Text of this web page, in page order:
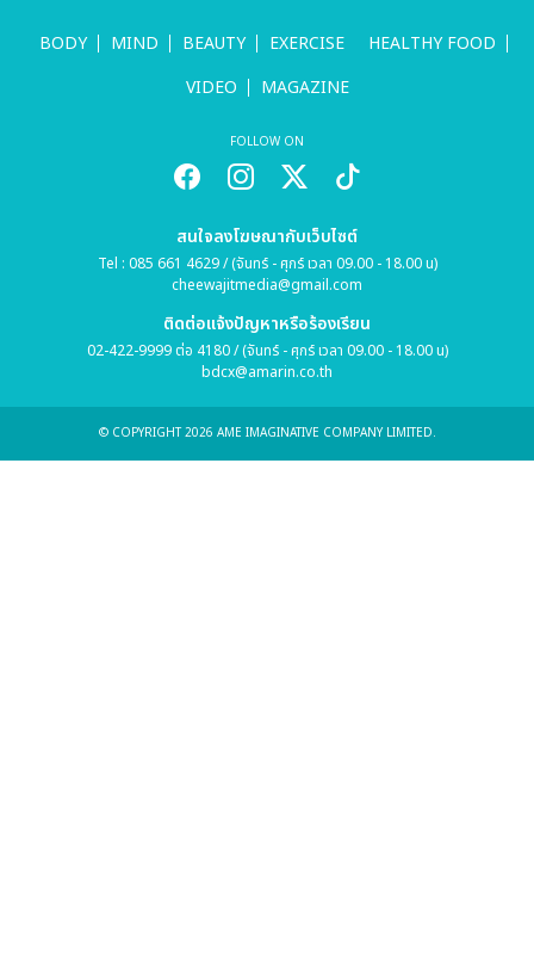
BODY MIND BEAUTY EXERCISE
HEALTHY FOOD
VIDEO
MAGAZINE
FOLLOW ON
สนใจลงโฆษณากับเว็บไซต์
Tel : 085 661 4629 / (จันทร์ - ศุกร์ เวลา 09.00 - 18.00 น)
cheewajitmedia@gmail.com
ติดต่อแจ้งปัญหาหรือร้องเรียน
02-422-9999 ต่อ 4180 / (จันทร์ - ศุกร์ เวลา 09.00 - 18.00 น)
bdcx@amarin.co.th
© COPYRIGHT 2026 AME IMAGINATIVE COMPANY LIMITED.